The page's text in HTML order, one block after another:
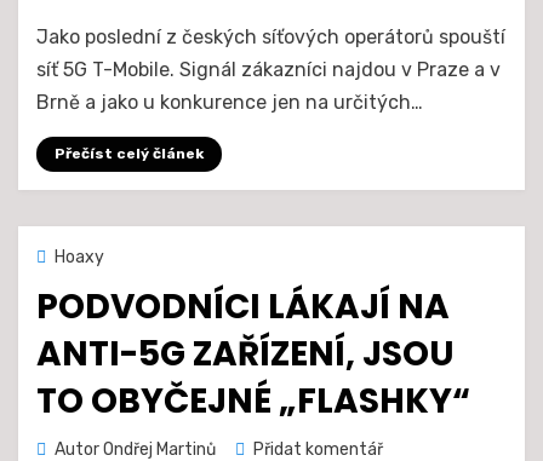
Mobile
spouští
5G
Jako poslední z českých síťových operátorů spouští
síť 5G T-Mobile. Signál zákazníci najdou v Praze a v
Brně a jako u konkurence jen na určitých…
Přečíst celý článek
Zveřejněno
29. 10. 2020
Hoaxy
PODVODNÍCI LÁKAJÍ NA
ANTI-5G ZAŘÍZENÍ, JSOU
TO OBYČEJNÉ „FLASHKY“
AutorOndřej Martinů Přidat komentářna